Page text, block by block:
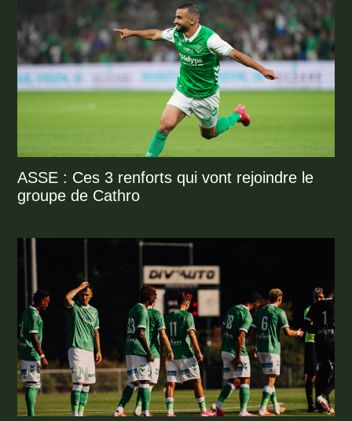
ASSE : Ces 3 renforts qui vont rejoindre le
groupe de Cathro